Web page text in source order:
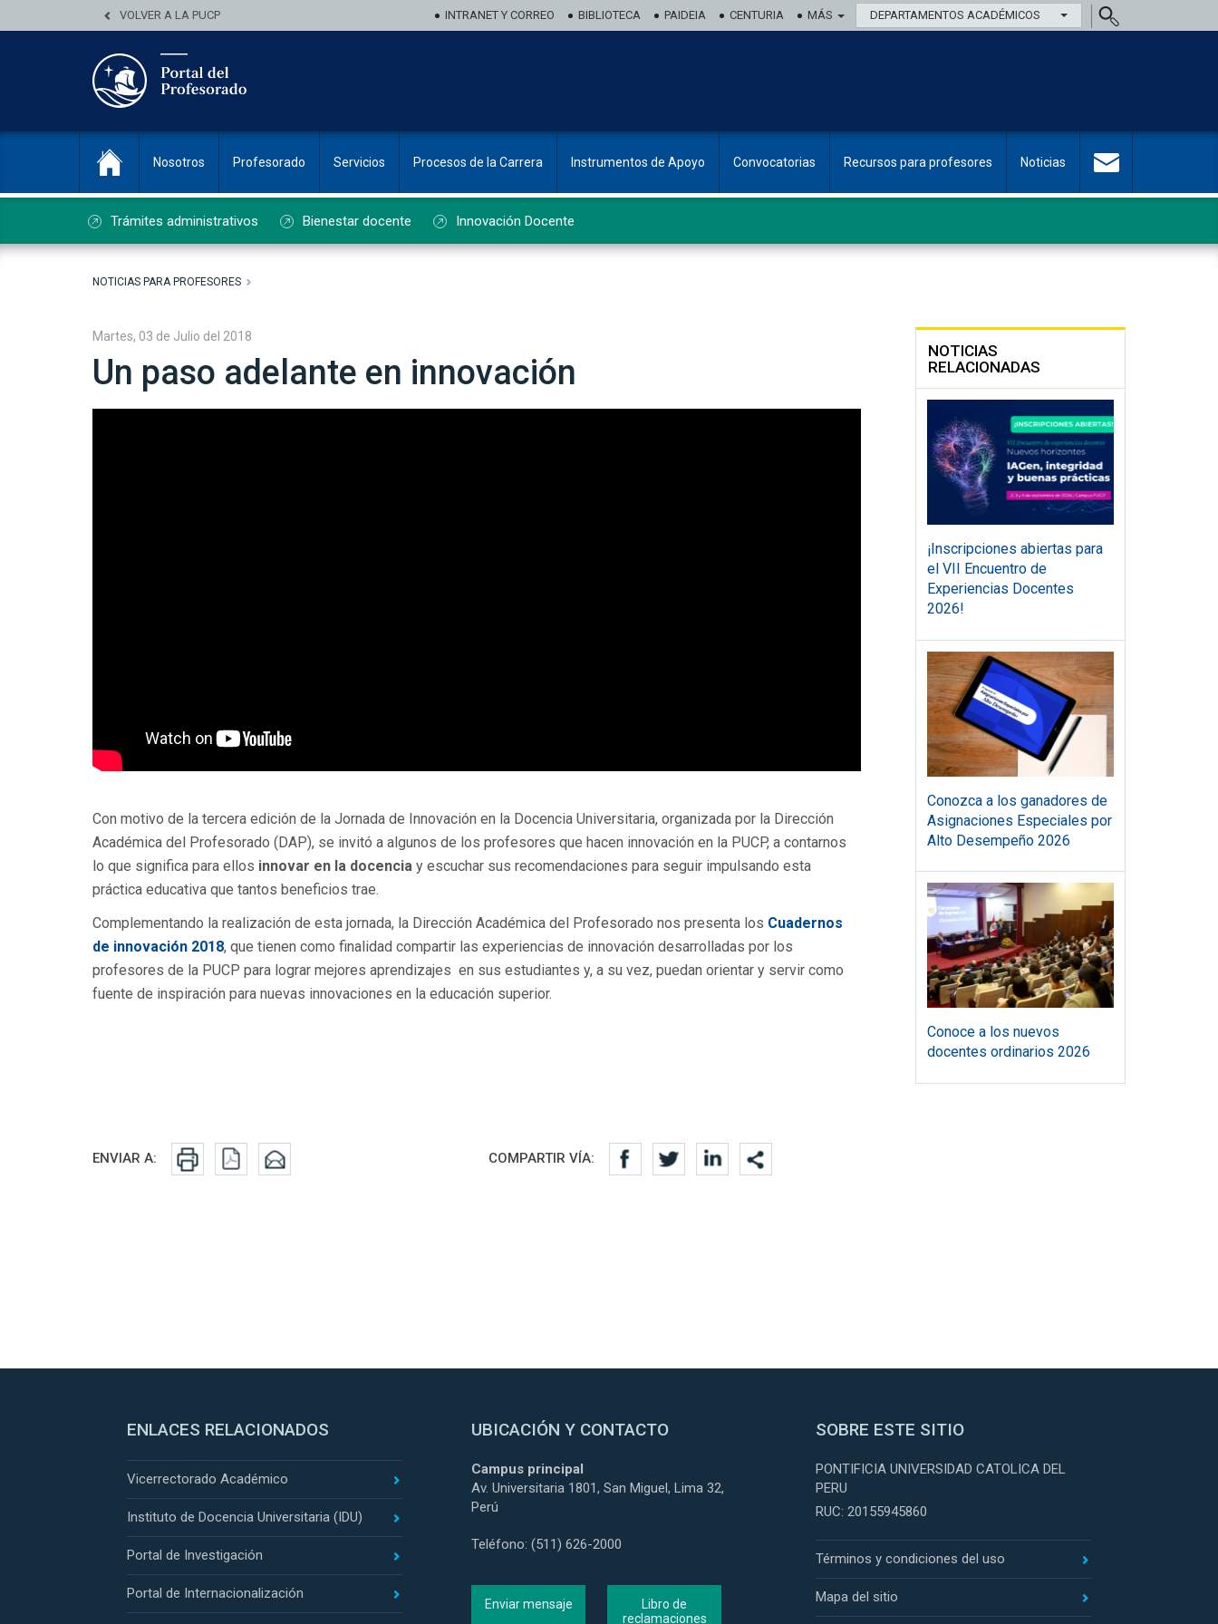
VOLVER A LA PUCP INTRANET Y CORREO BIBLIOTECA PAIDEIA CENTURIA MÁS DEPARTAMENTOS ACADÉMICOS
Nosotros Profesorado Servicios Procesos de la Carrera Instrumentos de Apoyo Convocatorias Recursos para profesores Noticias
Trámites administrativos Bienestar docente Innovación Docente
NOTICIAS PARA PROFESORES
Martes, 03 de Julio del 2018
Un paso adelante en innovación
Con motivo de la tercera edición de la Jornada de Innovación en la Docencia Universitaria, organizada por la Dirección
Académica del Profesorado (DAP), se invitó a algunos de los profesores que hacen innovación en la PUCP, a contarnos
lo que significa para ellos innovar en la docencia y escuchar sus recomendaciones para seguir impulsando esta
práctica educativa que tantos beneficios trae.
Complementando la realización de esta jornada, la Dirección Académica del Profesorado nos presenta los Cuadernos
de innovación 2018, que tienen como finalidad compartir las experiencias de innovación desarrolladas por los
profesores de la PUCP para lograr mejores aprendizajes en sus estudiantes y, a su vez, puedan orientar y servir como
fuente de inspiración para nuevas innovaciones en la educación superior.
NOTICIAS
RELACIONADAS
¡Inscripciones abiertas para
el VII Encuentro de
Experiencias Docentes
2026!
Conozca a los ganadores de
Asignaciones Especiales por
Alto Desempeño 2026
Conoce a los nuevos
docentes ordinarios 2026
Redes sociales
ENVIAR A: COMPARTIR VÍA:
ENLACES RELACIONADOS
Vicerrectorado Académico
Instituto de Docencia Universitaria (IDU)
Portal de Investigación
Portal de Internacionalización
UBICACIÓN Y CONTACTO
Campus principal
Av. Universitaria 1801, San Miguel, Lima 32,
Perú
Teléfono: (511) 626-2000
Enviar mensaje
Libro de
reclamaciones
SOBRE ESTE SITIO
PONTIFICIA UNIVERSIDAD CATOLICA DEL
PERU
RUC: 20155945860
Términos y condiciones del uso
Mapa del sitio